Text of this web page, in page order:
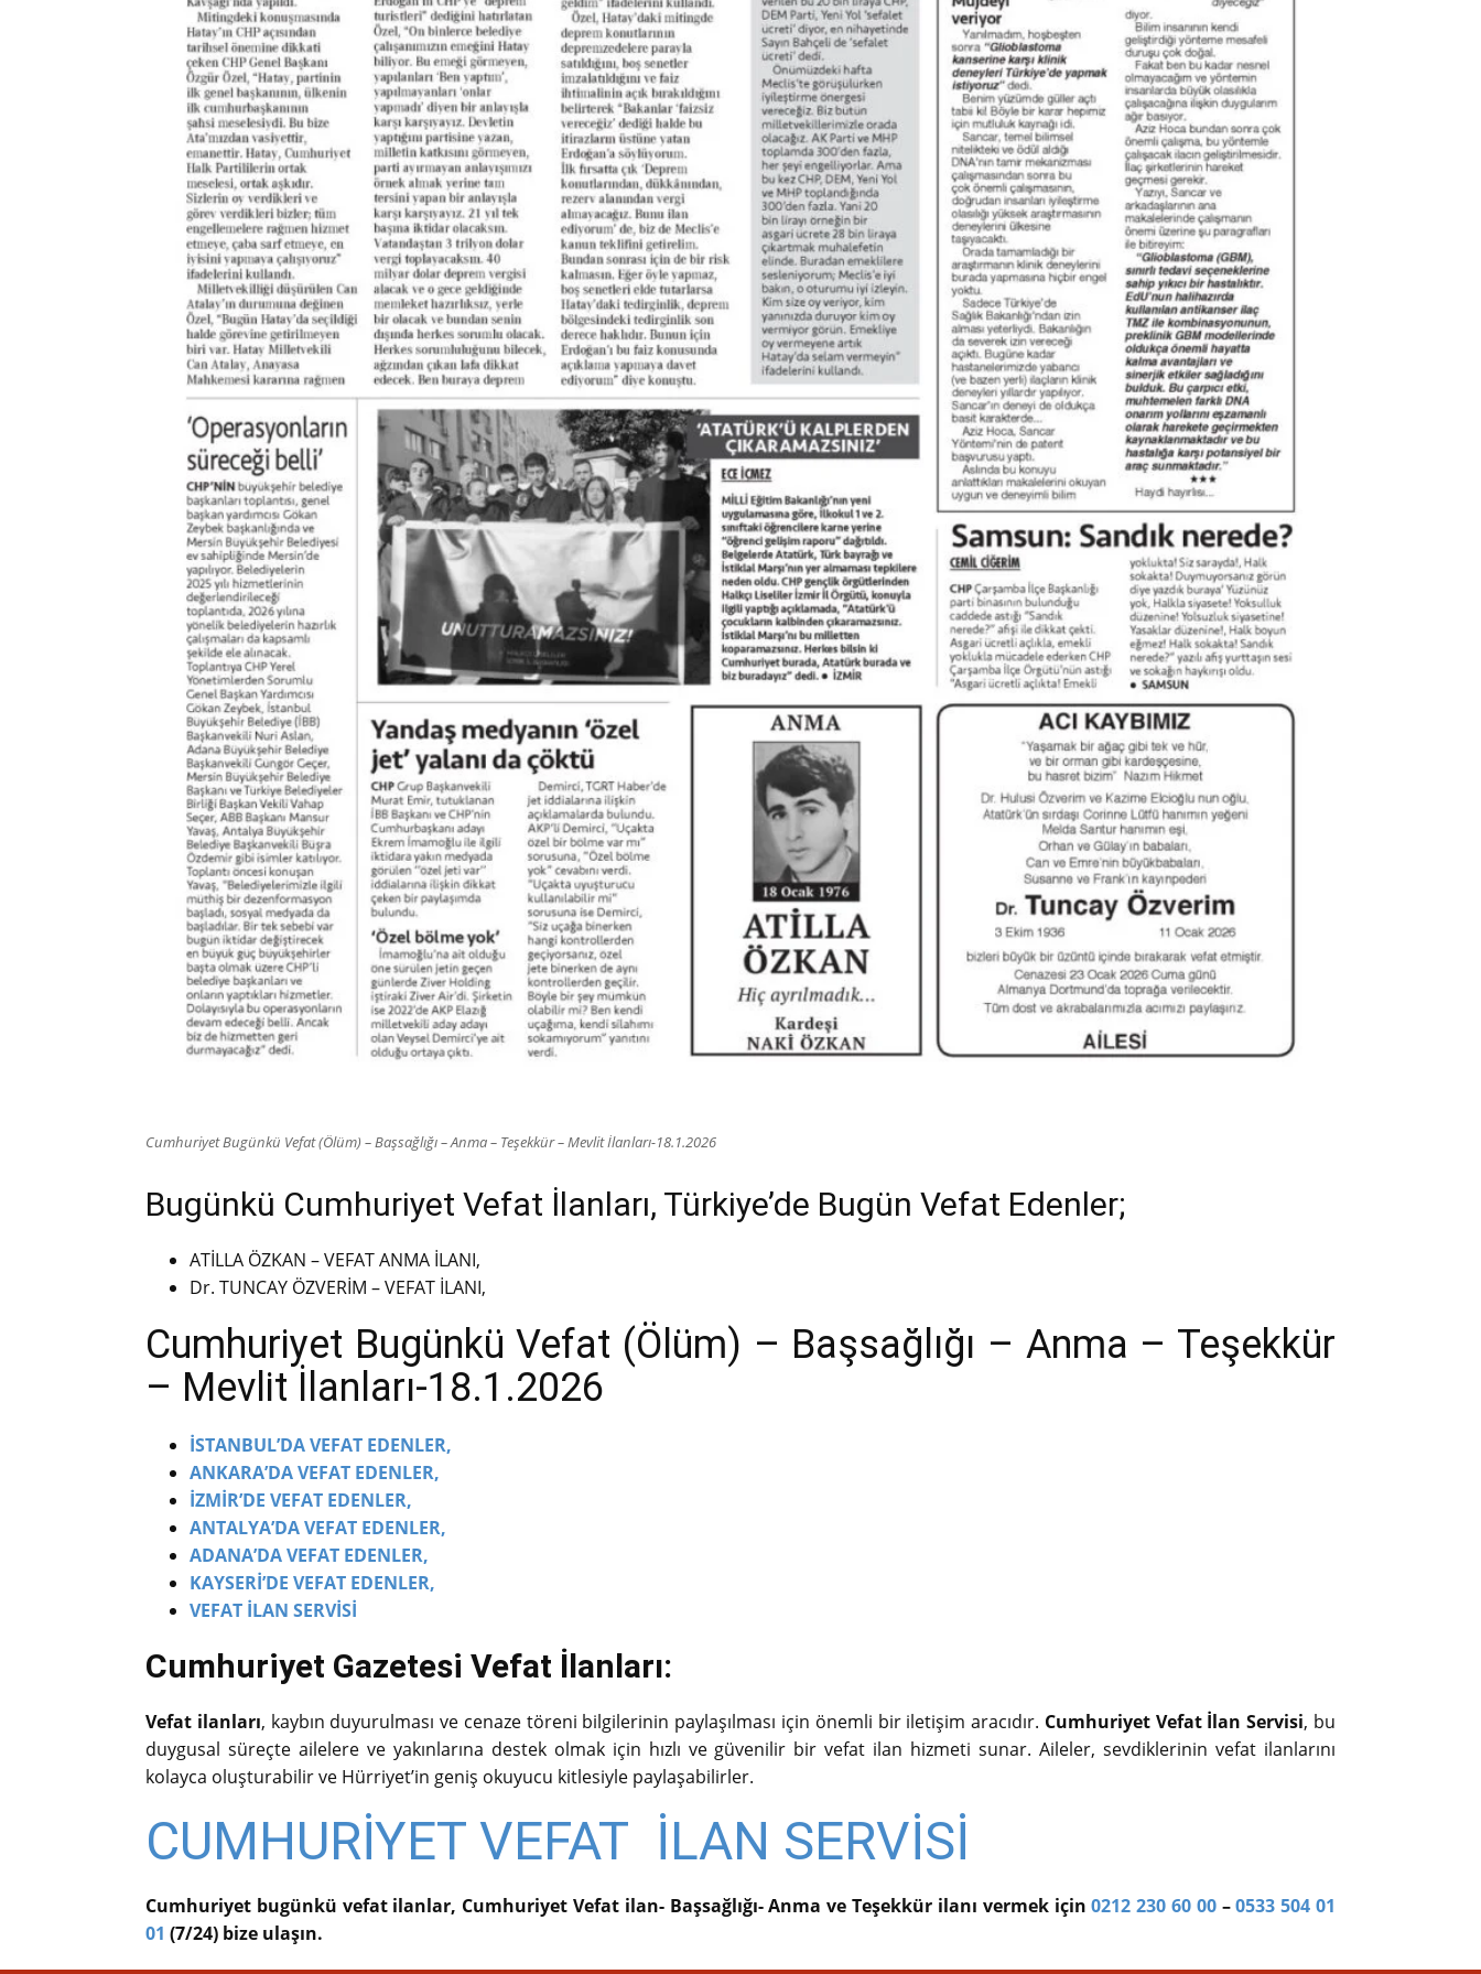
Cumhuriyet Bugünkü Vefat (Ölüm) – Başsağlığı – Anma – Teşekkür – Mevlit İlanları-18.1.2026
Bugünkü Cumhuriyet Vefat İlanları, Türkiye’de Bugün Vefat Edenler;
ATİLLA ÖZKAN – VEFAT ANMA İLANI,
Dr. TUNCAY ÖZVERİM – VEFAT İLANI,
Cumhuriyet Bugünkü Vefat (Ölüm) – Başsağlığı – Anma – Teşekkür
– Mevlit İlanları-18.1.2026
İSTANBUL’DA VEFAT EDENLER,
ANKARA’DA VEFAT EDENLER,
İZMİR’DE VEFAT EDENLER,
ANTALYA’DA VEFAT EDENLER,
ADANA’DA VEFAT EDENLER,
KAYSERİ’DE VEFAT EDENLER,
VEFAT İLAN SERVİSİ
Cumhuriyet Gazetesi Vefat İlanları:
Vefat ilanları, kaybın duyurulması ve cenaze töreni bilgilerinin paylaşılması için önemli bir iletişim aracıdır. Cumhuriyet Vefat İlan Servisi, bu
duygusal süreçte ailelere ve yakınlarına destek olmak için hızlı ve güvenilir bir vefat ilan hizmeti sunar. Aileler, sevdiklerinin vefat ilanlarını
kolayca oluşturabilir ve Hürriyet’in geniş okuyucu kitlesiyle paylaşabilirler.
CUMHURİYET VEFAT İLAN SERVİSİ
Cumhuriyet bugünkü vefat ilanlar, Cumhuriyet Vefat ilan- Başsağlığı- Anma ve Teşekkür ilanı vermek için0212 230 60 00–0533 504 01
01 (7/24) bize ulaşın.